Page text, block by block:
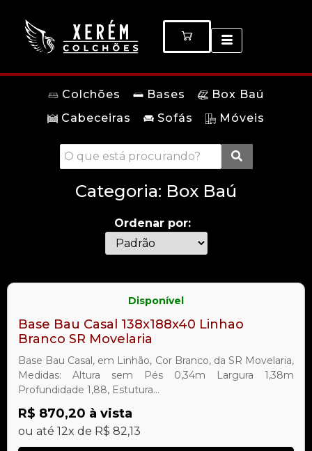
Colchões Bases
Box Baú
Cabeceiras
Sofás Móveis
Categoria: Box Baú
Ordenar por:
Disponível
Base Bau Casal 138x188x40 Linhao
Branco SR Movelaria
Base Bau Casal, em Linhão, Cor Branco, da SR Movelaria,
Medidas: Altura sem Pés 0,34m Largura 1,38m
Profundidade 1,88, Estutura...
R$ 870,20 à vista
ou até 12x de R$ 82,13